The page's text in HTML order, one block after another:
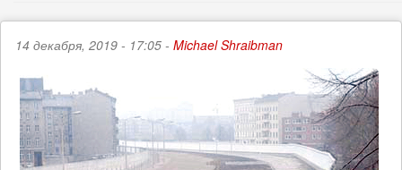
14 декабря, 2019 - 17:05 - Michael Shraibman